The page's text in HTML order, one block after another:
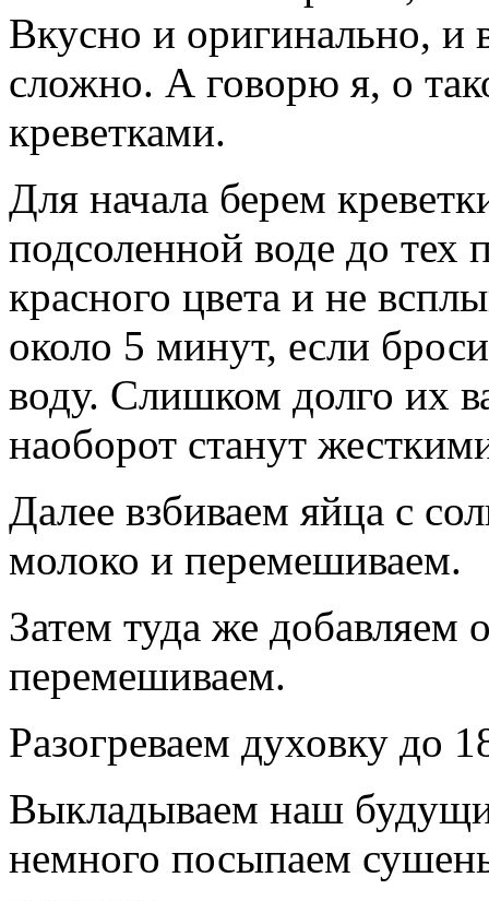
Вкусно и оригинально, и
сложно. А говорю я, о
креветками.
Для начала берем
подсоленной воде до тех
красного цвета и не
около 5 минут, если
воду. Слишком долго их
наоборот станут
Далее взбиваем яйца с
молоко и перемешиваем.
Затем туда же добавляем
перемешиваем.
Разогреваем духовку до
Выкладываем наш
немного посыпаем